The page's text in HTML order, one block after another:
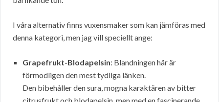
I våra alternativ finns vuxensmaker som kan jämföras med
denna kategori, men jag vill speciellt ange:
Grapefrukt-Blodapelsin: Blandningen här är
förmodligen den mest tydliga länken.
Den bibehåller den sura, mogna karaktären av bitter